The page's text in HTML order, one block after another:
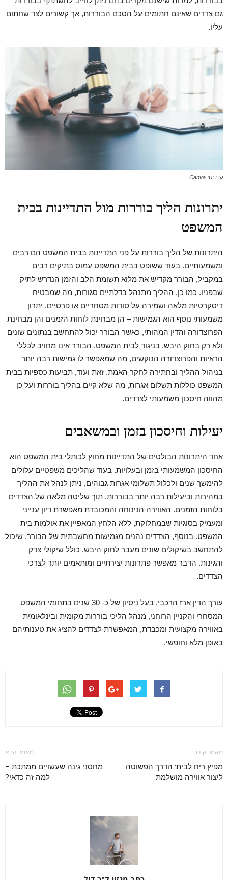
גם צדדים שאינם חתומים על הסכם הבוררות, אך קשורים לצד שחתום
עליו.
קרדיט: Canva
יתרונות הליך בוררות מול התדיינות בבית
המשפט
היתרונות של הליך בוררות על פני התדיינות בבית המשפט הם רבים
ומשמעותיים. בעוד ששופט בבית המשפט עמוס בתיקים רבים
במקביל, הבורר מקדיש את מלוא תשומת הלב והזמן הנדרש לתיק
שבפניו. כמו כן, ההליך מתנהל בדלתיים סגורות, מה שמבטיח
דיסקרטיות מלאה ושמירה על סודות מסחריים או פרטיים. יתרון
משמעותי נוסף הוא הגמישות – הן מבחינת לוחות הזמנים והן מבחינת
הפרוצדורה והדין המהותי, כאשר הבורר יכול להתחשב בנתונים שונים
ולא רק בחוק היבש. בניגוד לבית המשפט, הבורר אינו מחויב לכללי
הראיות והפרוצדורה הנוקשים, מה שמאפשר לו גמישות רבה יותר
בניהול ההליך ובחתירה לחקר האמת. זאת ועוד, תביעות כספיות בבית
המשפט כוללות תשלום אגרות, מה שלא קיים בהליך בוררות ועל כן
מהווה חיסכון משמעותי לצדדים.
יעילות וחיסכון בזמן ובמשאבים
אחד היתרונות הבולטים של התדיינות מחוץ לכותלי בית המשפט הוא
החיסכון המשמעותי בזמן ובעלויות. בעוד שהליכים משפטיים עלולים
להימשך שנים ולכלול תשלומי אגרות גבוהים, ניתן לנהל את ההליך
במהירות וביעילות רבה יותר בבוררות, תוך שליטה מלאה של הצדדים
בלוחות הזמנים. האווירה הנינוחה והמכובדת מאפשרת דיון ענייני
ומעמיק בסוגיות שבמחלוקת, ללא הלחץ המאפיין את אולמות בית
המשפט. בנוסף, הצדדים נהנים מגמישות מחשבתית של הבורר, שיכול
להתחשב בשיקולים שונים מעבר לחוק היבש, כולל שיקולי צדק
והגינות. הדבר מאפשר פתרונות יצירתיים ומותאמים יותר לצרכי
הצדדים.
עורך הדין ארז הרכבי, בעל ניסיון של כ- 30 שנים בתחומי המשפט
המסחרי והקניין הרוחני, מנהל הליכי בוררות מקומית ובינלאומית
באווירה מקצועית ומכבדת, המאפשרת לצדדים להציג את טענותיהם
באופן מלא וחופשי.
מאמר קודם
מפיץ ריח לבית: הדרך הפשוטה
ליצור אווירה מושלמת
מאמר הבא
מחסני גינה שעשויים ממתכת –
למה זה כדאי?